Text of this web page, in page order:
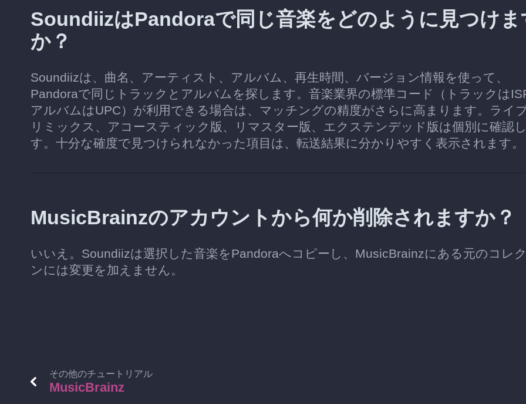
SoundiizはPandoraで同じ音楽をどのように見つけま
か？
Soundiizは、曲名、アーティスト、アルバム、再生時間、バージョン情報を使って、
Pandoraで同じトラックとアルバムを探します。音楽業界の標準コード（トラックは
アルバムはUPC）が利用できる場合は、マッチングの精度がさらに高まります。ライブ
リミックス、アコースティック版、リマスター版、エクステンデッド版は個別に確認
す。十分な確度で見つけられなかった項目は、転送結果に分かりやすく表示されます。
MusicBrainzのアカウントから何か削除されますか？
いいえ。Soundiizは選択した音楽をPandoraへコピーし、MusicBrainzにある元のコレ
ンには変更を加えません。
その他のチュートリアル
MusicBrainz